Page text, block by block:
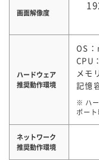
画面解像度
ハードウェア
推奨動作環境
OS
CPU
メモ
記憶
※ ハー
ポー
ネットワーク
推奨動作環境